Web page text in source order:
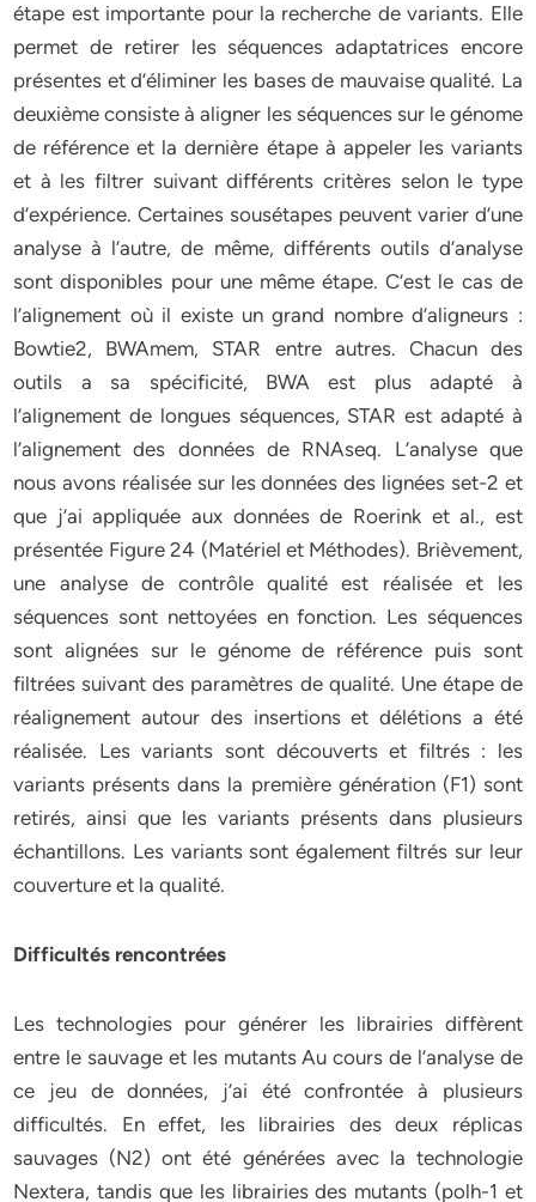
étape est importante pour la recherche de variants. Elle
permet de retirer les séquences adaptatrices encore
présentes et d’éliminer les bases de mauvaise qualité. La
deuxième consiste à aligner les séquences sur le génome
de référence et la dernière étape à appeler les variants
et à les filtrer suivant différents critères selon le type
d’expérience. Certaines sousétapes peuvent varier d’une
analyse à l’autre, de même, différents outils d’analyse
sont disponibles pour une même étape. C’est le cas de
l’alignement où il existe un grand nombre d’aligneurs :
Bowtie2, BWAmem, STAR entre autres. Chacun des
outils a sa spécificité, BWA est plus adapté à
l’alignement de longues séquences, STAR est adapté à
l’alignement des données de RNAseq. L’analyse que
nous avons réalisée sur les données des lignées set-2 et
que j’ai appliquée aux données de Roerink et al., est
présentée Figure 24 (Matériel et Méthodes). Brièvement,
une analyse de contrôle qualité est réalisée et les
séquences sont nettoyées en fonction. Les séquences
sont alignées sur le génome de référence puis sont
filtrées suivant des paramètres de qualité. Une étape de
réalignement autour des insertions et délétions a été
réalisée. Les variants sont découverts et filtrés : les
variants présents dans la première génération (F1) sont
retirés, ainsi que les variants présents dans plusieurs
échantillons. Les variants sont également filtrés sur leur
couverture et la qualité.
Difficultés rencontrées
Les technologies pour générer les librairies diffèrent
entre le sauvage et les mutants Au cours de l’analyse de
ce jeu de données, j’ai été confrontée à plusieurs
difficultés. En effet, les librairies des deux réplicas
sauvages (N2) ont été générées avec la technologie
Nextera, tandis que les librairies des mutants (polh-1 et